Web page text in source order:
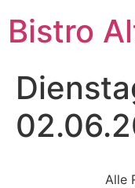
Bistro
Alle